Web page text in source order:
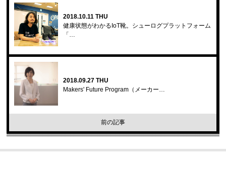
2018.10.11 THU
健康状態がわかるIoT靴。シューログプラットフォーム
「…
2018.09.27 THU
Makers' Future Program（メーカー…
前の記事